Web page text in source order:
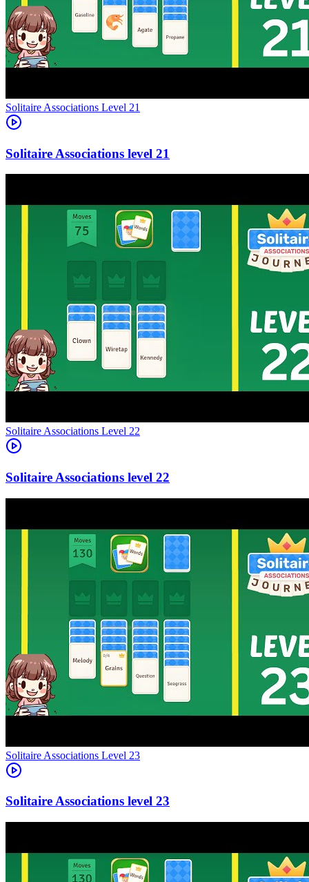
Level 21
21
Level 22
22
Level 23
23